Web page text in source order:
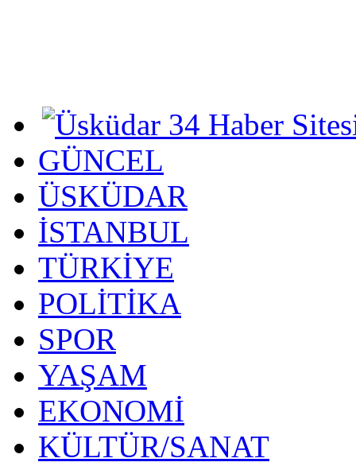
GÜNCEL
ÜSKÜDAR
İSTANBUL
TÜRKİYE
POLİTİKA
SPOR
YAŞAM
EKONOMİ
KÜLTÜR/SANAT